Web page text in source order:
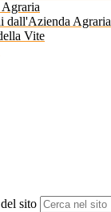
dall'Azienda Agraria
Vite
sito